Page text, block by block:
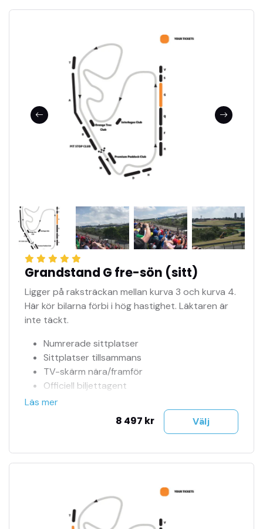
Grandstand G fre-sön (sitt)
Ligger på raksträckan mellan kurva 3 och kurva 4.
Här kör bilarna förbi i hög hastighet. Läktaren är
inte täckt.
Numrerade sittplatser
Sittplatser tillsammans
TV-skärm nära/framför
Officiell biljettagent
Tillgång till jour 24h
Biljetter mejlas till dig
Läs mer
8 497 kr Välj